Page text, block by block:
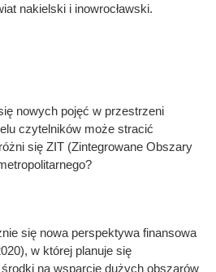
nakielski i inowrocławski.
nowych pojęć w przestrzeni
czytelników może stracić
się ZIT (Zintegrowane Obszary
się nowa perspektywa finansowa
w której planuje się
na wsparcie dużych obszarów